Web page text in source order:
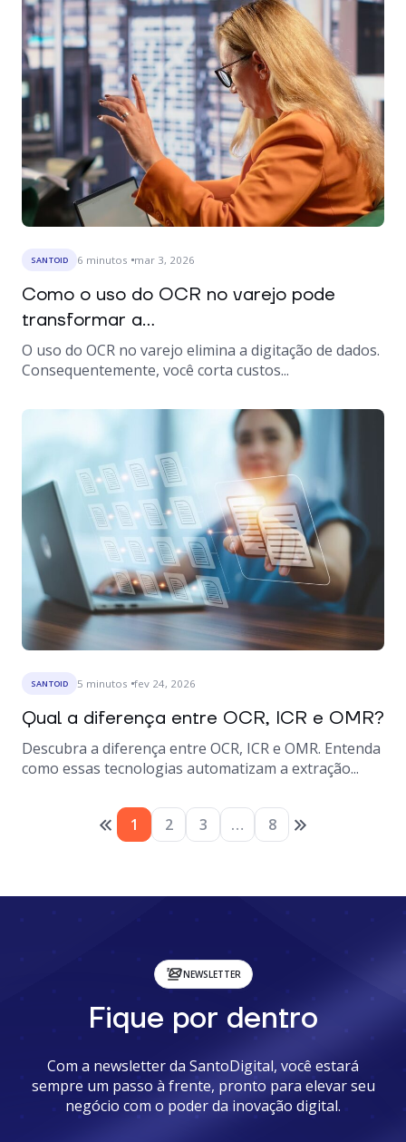
SANTOID 6 minutos mar 3, 2026
Como o uso do OCR no varejo pode
transformar a...
O uso do OCR no varejo elimina a digitação de dados.
Consequentemente, você corta custos...
SANTOID 5 minutos fev 24, 2026
Qual a diferença entre OCR, ICR e OMR?
Descubra a diferença entre OCR, ICR e OMR. Entenda
como essas tecnologias automatizam a extração...
1 2 3 … 8
NEWSLETTER
Fique por dentro
Com a newsletter da SantoDigital, você estará
sempre um passo à frente, pronto para elevar seu
negócio com o poder da inovação digital.